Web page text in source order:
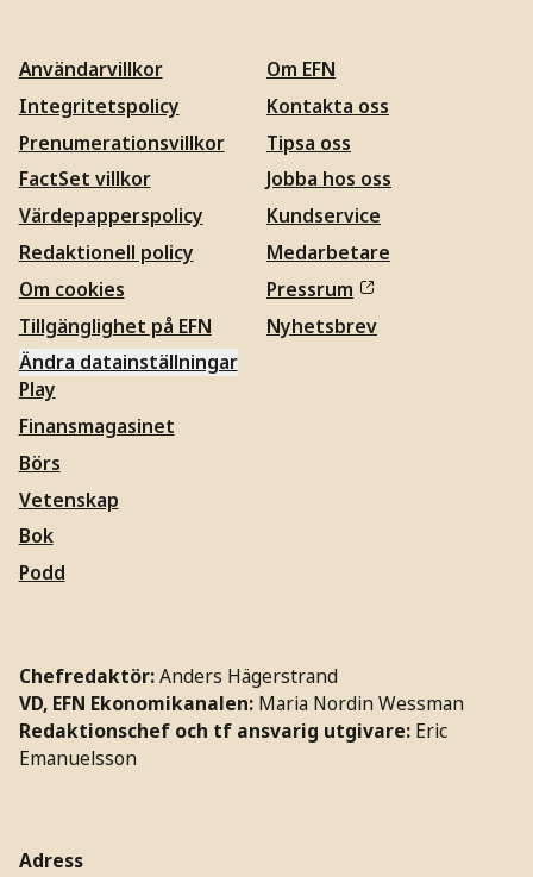
Användarvillkor
Integritetspolicy
Prenumerationsvillkor
FactSet villkor
Värdepapperspolicy
Redaktionell policy
Om cookies
Tillgänglighet på EFN
Ändra datainställningar
Om EFN
Kontakta oss
Tipsa oss
Jobba hos oss
Kundservice
Medarbetare
Pressrum
Nyhetsbrev
Play
Finansmagasinet
Börs
Vetenskap
Bok
Podd
Chefredaktör:Anders Hägerstrand
VD, EFN Ekonomikanalen: Maria Nordin Wessman
Redaktionschef och tf ansvarig utgivare: Eric
Emanuelsson
Adress